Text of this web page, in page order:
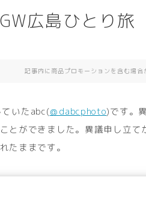
広島ひとり旅
記事内に商品プロモーションを含む場合
いたabc(＠dabcphoto)です。
とができました。異議申し立
たままです。